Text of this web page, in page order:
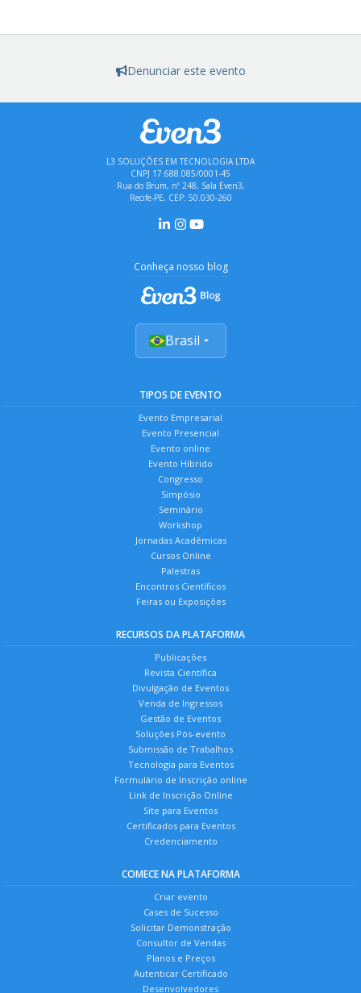
Denunciar este evento
L3 SOLUÇÕES EM TECNOLOGIA LTDA
CNPJ 17.688.085/0001-45
Rua do Brum, nº 248, Sala Even3,
Recife-PE, CEP: 50.030-260
Conheça nosso blog
Brasil
TIPOS DE EVENTO
Evento Empresarial
Evento Presencial
Evento online
Evento Híbrido
Congresso
Simpósio
Seminário
Workshop
Jornadas Acadêmicas
Cursos Online
Palestras
Encontros Científicos
Feiras ou Exposições
RECURSOS DA PLATAFORMA
Publicações
Revista Científica
Divulgação de Eventos
Venda de Ingressos
Gestão de Eventos
Soluções Pós-evento
Submissão de Trabalhos
Tecnologia para Eventos
Formulário de Inscrição online
Link de Inscrição Online
Site para Eventos
Certificados para Eventos
Credenciamento
COMECE NA PLATAFORMA
Criar evento
Cases de Sucesso
Solicitar Demonstração
Consultor de Vendas
Planos e Preços
Autenticar Certificado
Desenvolvedores